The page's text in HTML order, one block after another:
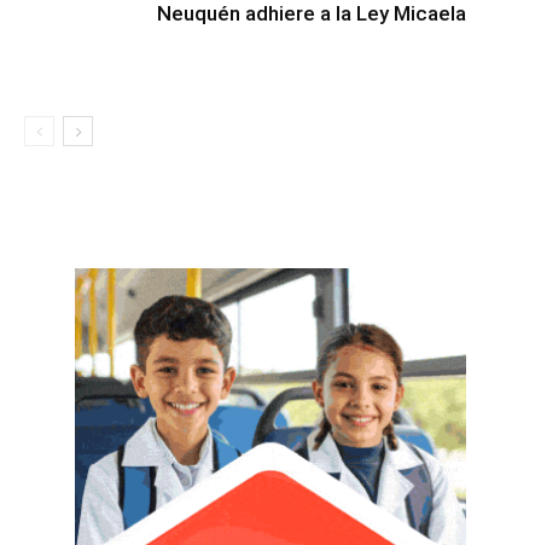
Neuquén adhiere a la Ley Micaela